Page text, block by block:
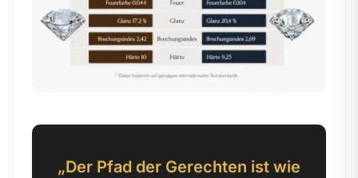
„Der Pfad der Gerechten ist wie